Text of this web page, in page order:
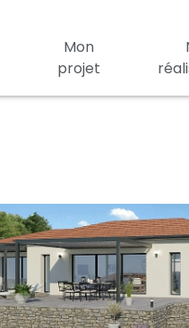
Mon
projet